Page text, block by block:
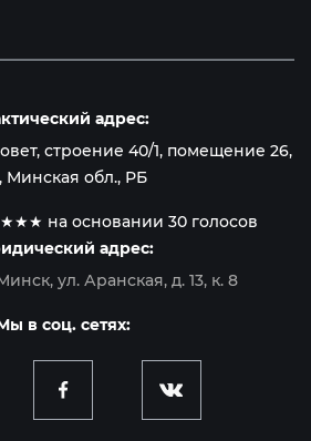
адрес:
строение 40/1, помещение 26,
обл., РБ
на основании 30 голосов
адрес:
ул. Аранская, д. 13, к. 8
в соц. сетях: